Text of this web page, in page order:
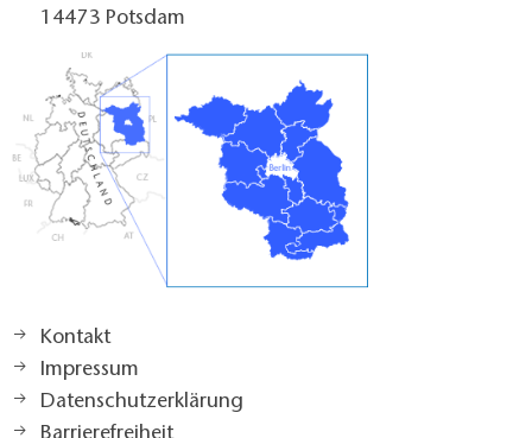
14473 Potsdam
Kontakt
Impressum
Datenschutzerklärung